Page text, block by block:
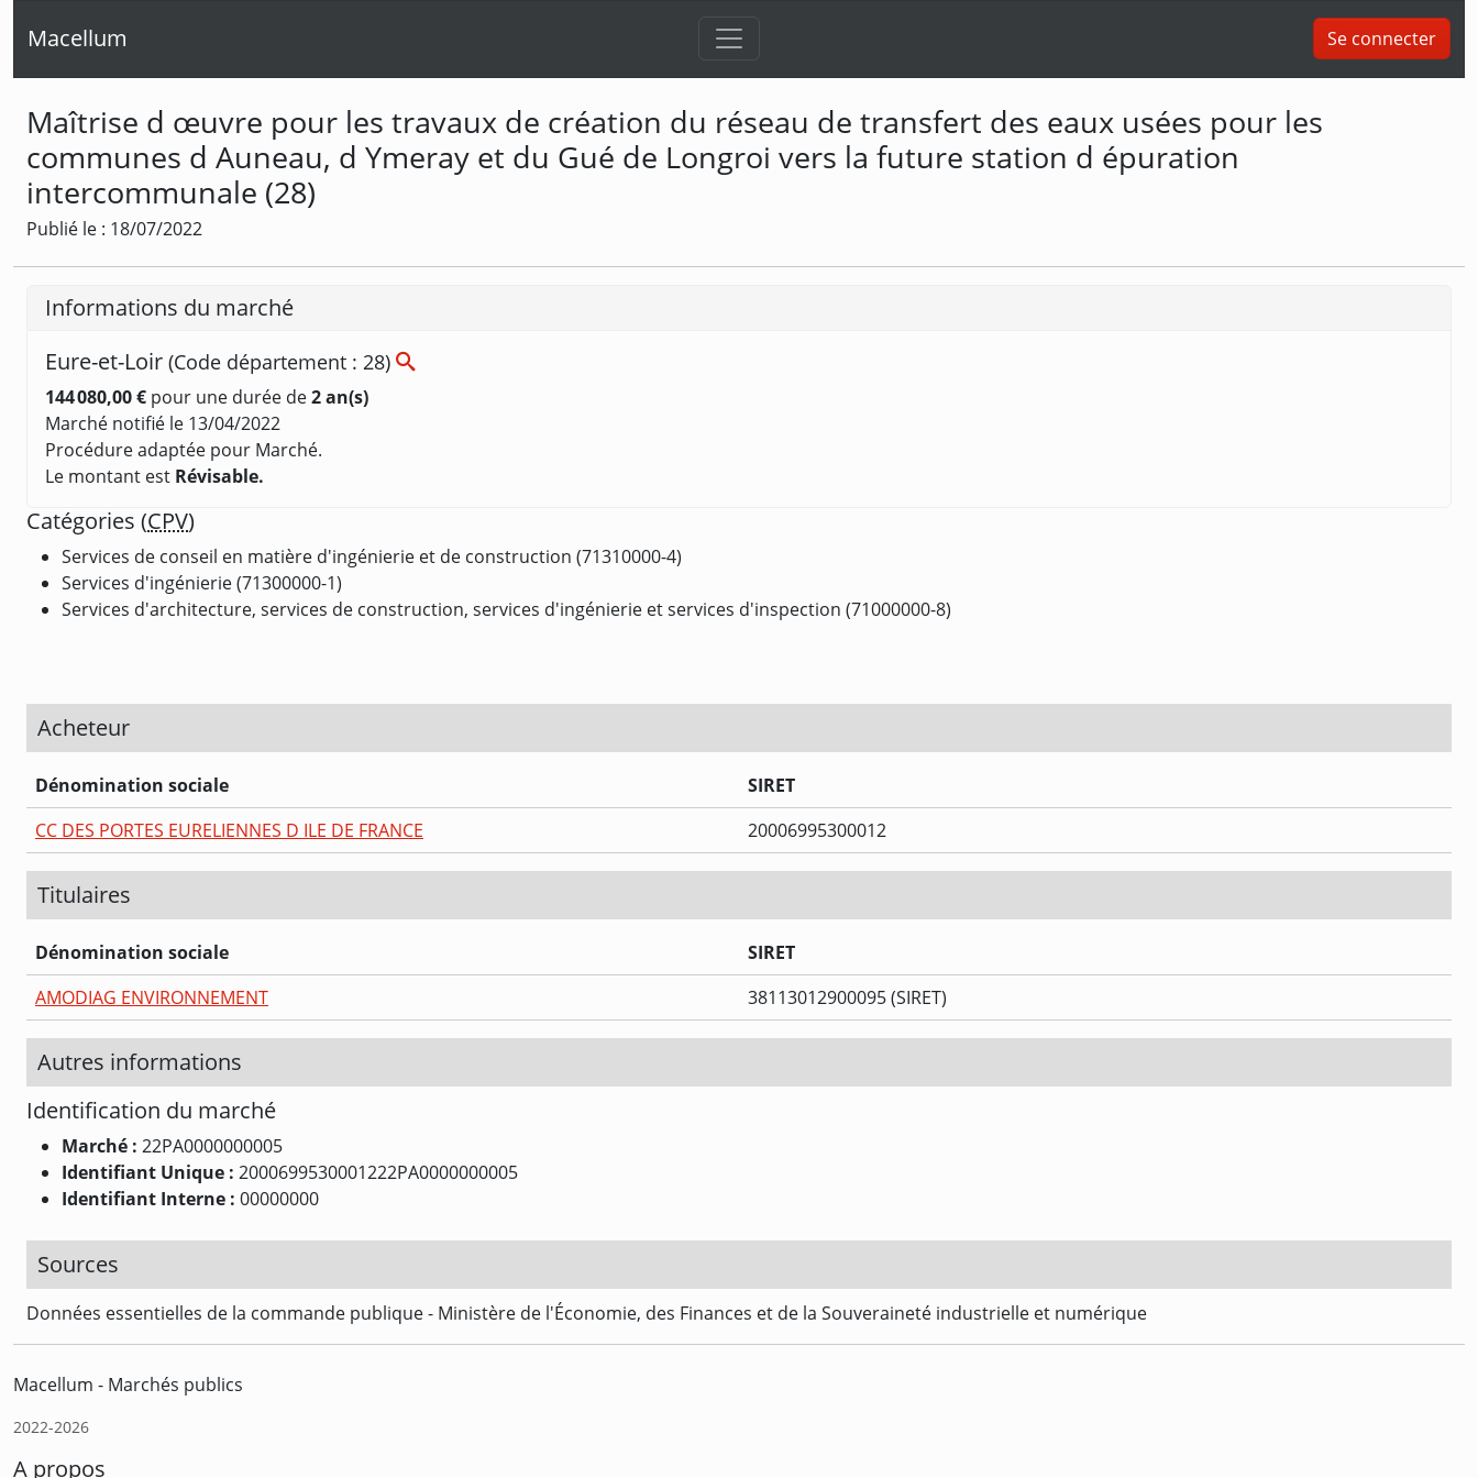
Macellum Se connecter
Maîtrise d œuvre pour les travaux de création du réseau de transfert des eaux usées pour les
communes d Auneau, d Ymeray et du Gué de Longroi vers la future station d épuration
intercommunale (28)
Publié le : 18/07/2022
Informations du marché
Eure-et-Loir (Code département : 28)
144 080,00 € pour une durée de2 an(s)
Marché notifié le 13/04/2022
Procédure adaptée pour Marché.
Le montant est Révisable.
Catégories (CPV)
Services de conseil en matière d'ingénierie et de construction (71310000-4)
Services d'ingénierie (71300000-1)
Services d'architecture, services de construction, services d'ingénierie et services d'inspection (71000000-8)
Acheteur
Dénomination sociale
SIRET
CC DES PORTES EURELIENNES D ILE DE FRANCE
20006995300012
Titulaires
Dénomination sociale
SIRET
AMODIAG ENVIRONNEMENT
38113012900095 (SIRET)
Autres informations
Identification du marché
Marché : 22PA0000000005
Identifiant Unique : 2000699530001222PA0000000005
Identifiant Interne : 00000000
Sources
Données essentielles de la commande publique - Ministère de l'Économie, des Finances et de la Souveraineté industrielle et numérique
Macellum - Marchés publics
2022-2026
A propos